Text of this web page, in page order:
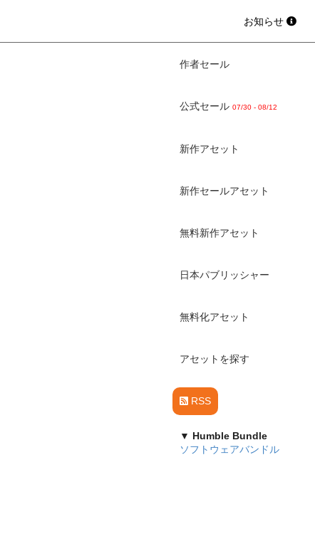
お知らせ
作者セール
公式セール 07/30 - 08/12
新作アセット
新作セールアセット
無料新作アセット
日本パブリッシャー
無料化アセット
アセットを探す
RSS
▼ Humble Bundle
ソフトウェアバンドル